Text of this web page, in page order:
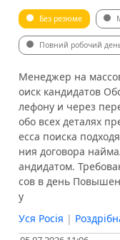
Без резюме
Повний робочий
Менеджер на
оиск кандидатов
лефону и через
обо всех деталях
есса поиска
ния договора
андидатом.
сов в день
у
Уся Росія |